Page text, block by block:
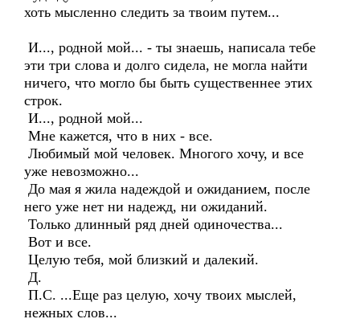
хоть мысленно следить за твоим путем...
И..., родной мой... - ты знаешь, написала тебе
эти три слова и долго сидела, не могла найти
ничего, что могло бы быть существеннее этих
строк.
И..., родной мой...
Мне кажется, что в них - все.
Любимый мой человек. Многого хочу, и все
уже невозможно...
До мая я жила надеждой и ожиданием, после
него уже нет ни надежд, ни ожиданий.
Только длинный ряд дней одиночества...
Вот и все.
Целую тебя, мой близкий и далекий.
Д.
П.С. ...Еще раз целую, хочу твоих мыслей,
нежных слов...